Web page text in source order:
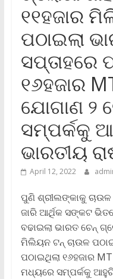
୧୧ହଜାର
ପଠାଇଲା
ସପ୍ତାହରେ
୧୬ହଜାର
ଯୋଗାଣ ୨
ସମ୍ପର୍କକୁ
ଭାରତୀୟ
April 12, 2022
ପୁଣି ଶ୍ରୀଲଙ୍କାକୁ ଚାଉଳ
ଜାରି ଆର୍ଥିକ ସଙ୍କଟ
ବଢାଇଲା ଭାରତ ଚେନ୍
ମିଲିୟନ ଟନ୍ ଚାଉଳ
ପଠାଇଥିଲା ୧୬ହଜାର
ମଧ୍ୟରେ ସମ୍ପର୍କକୁ